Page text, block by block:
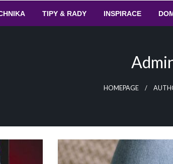
ABC
TIPY & RADY INSPIRACE
HOMEPAGE